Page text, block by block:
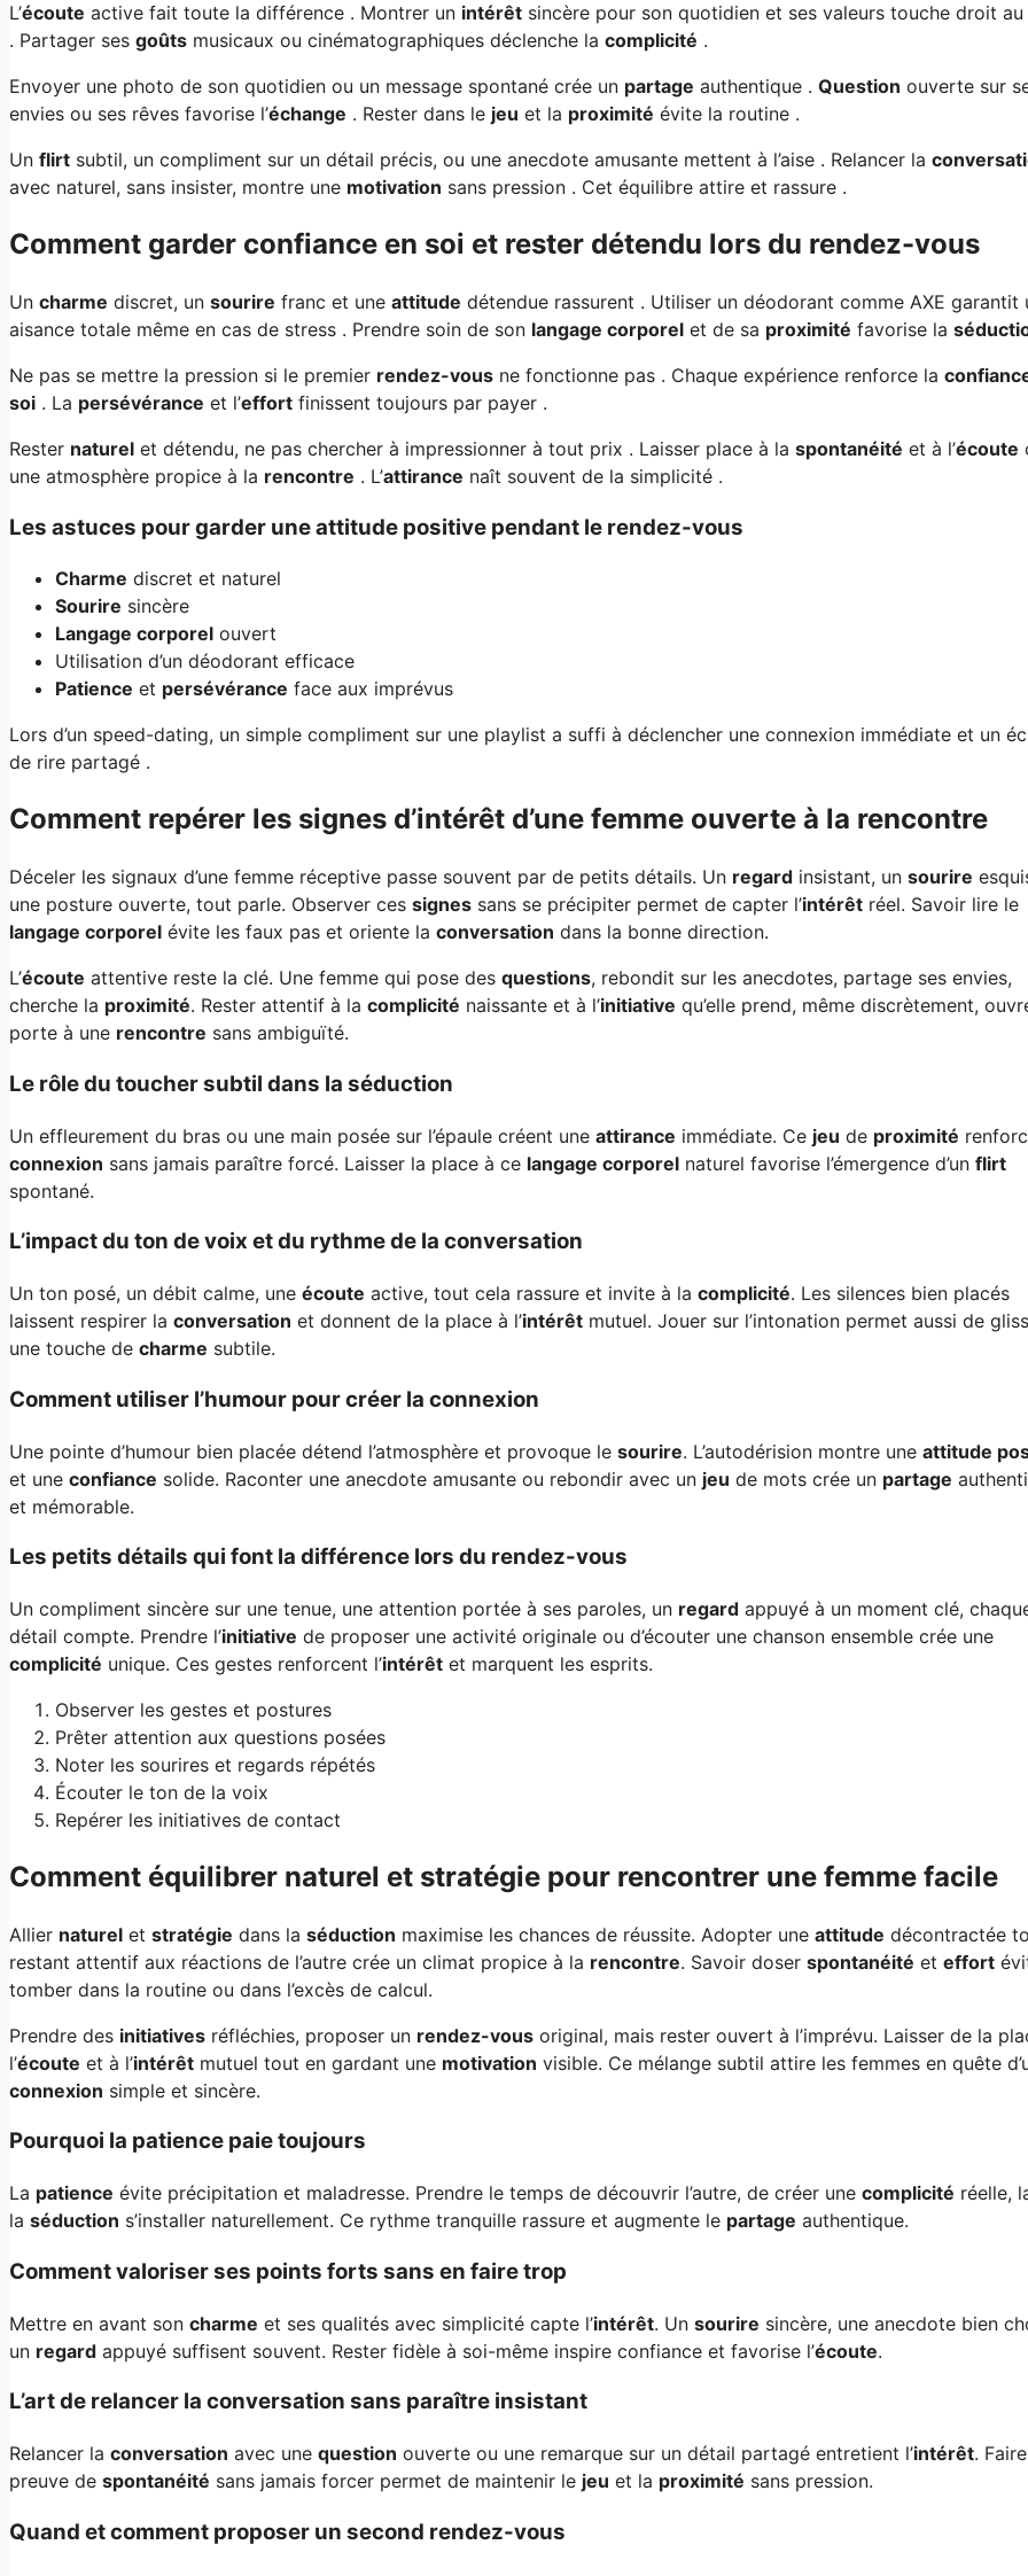
L’écoute active fait toute la différence . Montrer un intérêt sincère pour son quotidien et ses valeurs touche droit
. Partager ses goûts musicaux ou cinématographiques déclenche la complicité .
Envoyer une photo de son quotidien ou un message spontané crée un partage authentique . Question ouverte sur
envies ou ses rêves favorise l’échange . Rester dans le jeu et la proximité évite la routine .
Un flirt subtil, un compliment sur un détail précis, ou une anecdote amusante mettent à l’aise . Relancer la
avec naturel, sans insister, montre une motivation sans pression . Cet équilibre attire et rassure .
Comment garder confiance en soi et rester détendu lors du rendez-vous
Un charme discret, un sourire franc et une attitude détendue rassurent . Utiliser un déodorant comme AXE garantit
aisance totale même en cas de stress . Prendre soin de son langage corporel et de sa proximité favorise la
Ne pas se mettre la pression si le premier rendez-vous ne fonctionne pas . Chaque expérience renforce la
soi . La persévérance et l’effort finissent toujours par payer .
Rester naturel et détendu, ne pas chercher à impressionner à tout prix . Laisser place à la spontanéité et à l’écoute
une atmosphère propice à la rencontre . L’attirance naît souvent de la simplicité .
Les astuces pour garder une attitude positive pendant le rendez-vous
Charme discret et naturel
Sourire sincère
Langage corporel ouvert
Utilisation d’un déodorant efficace
Patience et persévérance face aux imprévus
Lors d’un speed-dating, un simple compliment sur une playlist a suffi à déclencher une connexion immédiate et un
de rire partagé .
Comment repérer les signes d’intérêt d’une femme ouverte à la rencontre
Déceler les signaux d’une femme réceptive passe souvent par de petits détails. Un regard insistant, un sourire
une posture ouverte, tout parle. Observer ces signes sans se précipiter permet de capter l’intérêt réel. Savoir lire le
langage corporel évite les faux pas et oriente la conversation dans la bonne direction.
L’écoute attentive reste la clé. Une femme qui pose des questions, rebondit sur les anecdotes, partage ses envies,
cherche la proximité. Rester attentif à la complicité naissante et à l’initiative qu’elle prend, même discrètement,
porte à une rencontre sans ambiguïté.
Le rôle du toucher subtil dans la séduction
Un effleurement du bras ou une main posée sur l’épaule créent une attirance immédiate. Ce jeu de proximité
connexion sans jamais paraître forcé. Laisser la place à ce langage corporel naturel favorise l’émergence d’un flirt
spontané.
L’impact du ton de voix et du rythme de la conversation
Un ton posé, un débit calme, une écoute active, tout cela rassure et invite à la complicité. Les silences bien placés
laissent respirer la conversation et donnent de la place à l’intérêt mutuel. Jouer sur l’intonation permet aussi de
une touche de charme subtile.
Comment utiliser l’humour pour créer la connexion
Une pointe d’humour bien placée détend l’atmosphère et provoque le sourire. L’autodérision montre une attitude
et une confiance solide. Raconter une anecdote amusante ou rebondir avec un jeu de mots crée un partage
et mémorable.
Les petits détails qui font la différence lors du rendez-vous
Un compliment sincère sur une tenue, une attention portée à ses paroles, un regard appuyé à un moment clé,
détail compte. Prendre l’initiative de proposer une activité originale ou d’écouter une chanson ensemble crée une
complicité unique. Ces gestes renforcent l’intérêt et marquent les esprits.
Observer les gestes et postures
Prêter attention aux questions posées
Noter les sourires et regards répétés
Écouter le ton de la voix
Repérer les initiatives de contact
Comment équilibrer naturel et stratégie pour rencontrer une femme facile
Allier naturel et stratégie dans la séduction maximise les chances de réussite. Adopter une attitude décontractée
restant attentif aux réactions de l’autre crée un climat propice à la rencontre. Savoir doser spontanéité et effort
tomber dans la routine ou dans l’excès de calcul.
Prendre des initiatives réfléchies, proposer un rendez-vous original, mais rester ouvert à l’imprévu. Laisser de la
l’écoute et à l’intérêt mutuel tout en gardant une motivation visible. Ce mélange subtil attire les femmes en quête
connexion simple et sincère.
Pourquoi la patience paie toujours
La patience évite précipitation et maladresse. Prendre le temps de découvrir l’autre, de créer une complicité réelle,
la séduction s’installer naturellement. Ce rythme tranquille rassure et augmente le partage authentique.
Comment valoriser ses points forts sans en faire trop
Mettre en avant son charme et ses qualités avec simplicité capte l’intérêt. Un sourire sincère, une anecdote bien
un regard appuyé suffisent souvent. Rester fidèle à soi-même inspire confiance et favorise l’écoute.
L’art de relancer la conversation sans paraître insistant
Relancer la conversation avec une question ouverte ou une remarque sur un détail partagé entretient l’intérêt. Faire
preuve de spontanéité sans jamais forcer permet de maintenir le jeu et la proximité sans pression.
Quand et comment proposer un second rendez-vous